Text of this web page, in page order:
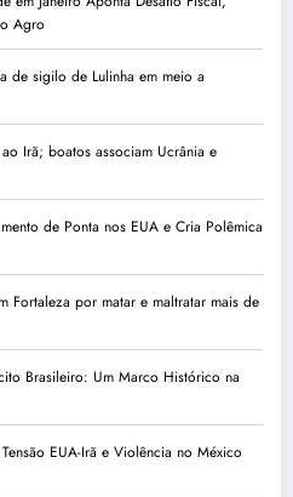
Agro
de sigilo de Lulinha em meio a
Irã; boatos associam Ucrânia e
de Ponta nos EUA e Cria Polêmica
Fortaleza por matar e maltratar mais de
Brasileiro: Um Marco Histórico na
EUA-Irã e Violência no México